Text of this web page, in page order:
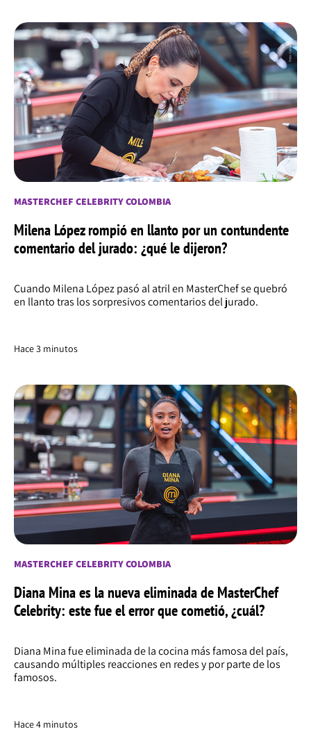
MASTERCHEF CELEBRITY COLOMBIA
Milena López rompió en llanto por un contundente
comentario del jurado: ¿qué le dijeron?
Cuando Milena López pasó al atril en MasterChef se quebró
en llanto tras los sorpresivos comentarios del jurado.
Hace 3 minutos
MASTERCHEF CELEBRITY COLOMBIA
Diana Mina es la nueva eliminada de MasterChef
Celebrity: este fue el error que cometió, ¿cuál?
Diana Mina fue eliminada de la cocina más famosa del país,
causando múltiples reacciones en redes y por parte de los
famosos.
Hace 4 minutos